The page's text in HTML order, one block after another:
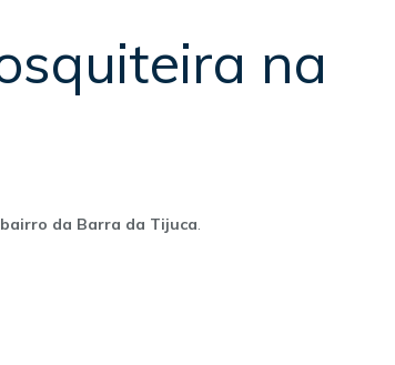
na
bairro da Barra da Tijuca